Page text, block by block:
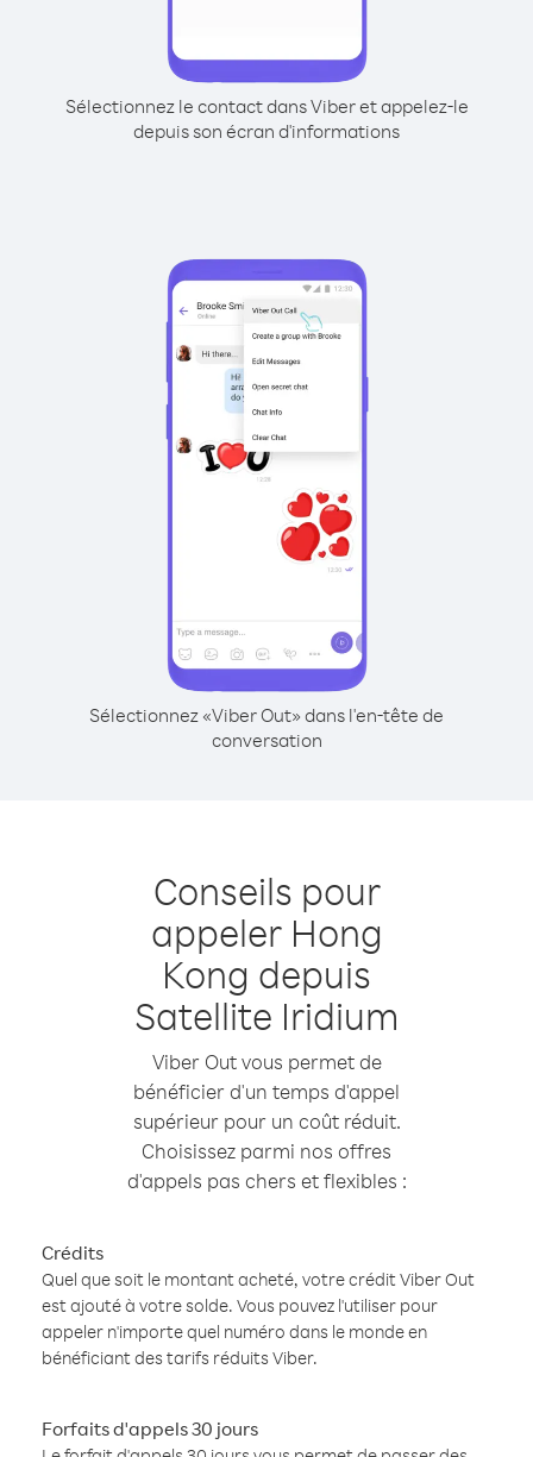
Sélectionnez le contact dans Viber et appelez-le
depuis son écran d'informations
Sélectionnez «Viber Out» dans l'en-tête de
conversation
Conseils pour
appeler Hong
Kong depuis
Satellite Iridium
Viber Out vous permet de
bénéficier d'un temps d'appel
supérieur pour un coût réduit.
Choisissez parmi nos offres
d'appels pas chers et flexibles :
Crédits
Quel que soit le montant acheté, votre crédit Viber Out
est ajouté à votre solde. Vous pouvez l'utiliser pour
appeler n'importe quel numéro dans le monde en
bénéficiant des tarifs réduits Viber.
Forfaits d'appels 30 jours